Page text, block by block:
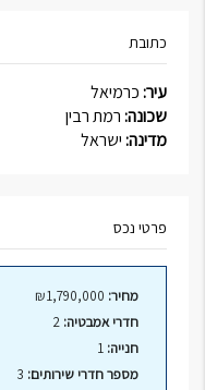
כתובת
עיר:כרמיאל
שכונה:רמת רבין
מדינה:ישראל
פרטי נכס
מחיר:
חדרי אמבטיה:
חנייה:
מספר חדרי שירותים: